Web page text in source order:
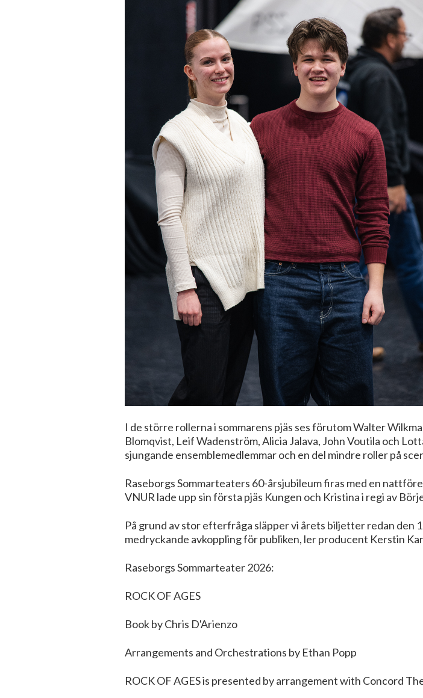
I de större rollerna i sommarens pjäs ses förutom Walter
Blomqvist, Leif Wadenström, Alicia Jalava, John Voutila och
sjungande ensemblemedlemmar och en del mindre roller på
Raseborgs Sommarteaters 60-årsjubileum firas med en
VNUR lade upp sin första pjäs Kungen och Kristina i regi av
På grund av stor efterfråga släpper vi årets biljetter redan den
medryckande avkoppling för publiken, ler producent Kerstin
Raseborgs Sommarteater 2026:
ROCK OF AGES
Book by Chris D'Arienzo
Arrangements and Orchestrations by Ethan Popp
ROCK OF AGES is presented by arrangement with Concord